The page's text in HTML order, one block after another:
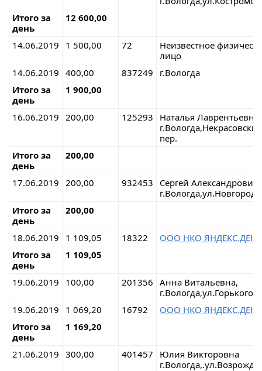
Итого за
день
12 600,00
14.06.2019 1 500,00 72
Неизвестное
лицо
14.06.2019 400,00 837249
г.Вологда
Итого за
день
1 900,00
16.06.2019 200,00 125293
Наталья Лаврентьевна,
пер.
Итого за
день
200,00
17.06.2019 200,00 932453
Сергей Александрович,
Итого за
день
200,00
18.06.2019 1 109,05 18322
ООО НКО
Итого за
день
1 109,05
19.06.2019 100,00 201356 Анна Витальевна,
г.Вологда,ул.Горького
19.06.2019
1 069,20 16792
ООО НКО
Итого за
день
1 169,20
21.06.2019 300,00 401457
Юлия Викторовна